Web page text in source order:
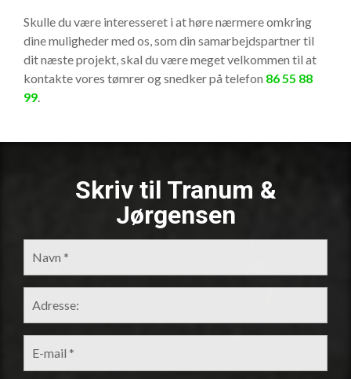
Skulle du være interesseret i at høre nærmere omkring
dine muligheder med os, som din samarbejdspartner til
dit næste projekt, skal du være meget velkommen til at
kontakte vores tømrer og snedker på telefon 86 55 88
99.
Skriv til Tranum &
Jørgensen